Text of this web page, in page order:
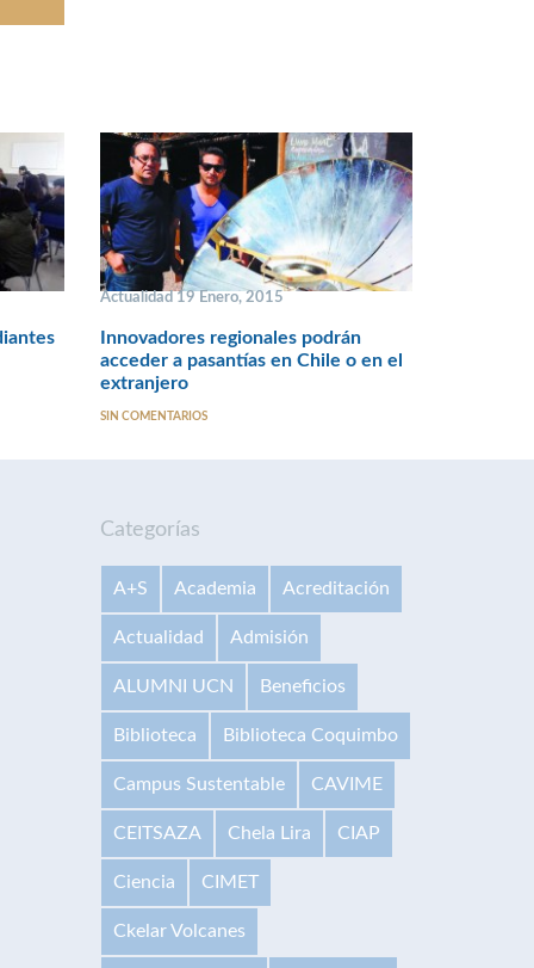
Actualidad 19 Enero, 2015
Innovadores regionales podrán
acceder a pasantías en Chile o en el
extranjero
SIN COMENTARIOS
Categorías
A+S Academia Acreditación
Actualidad Admisión
ALUMNI UCN Beneficios
Biblioteca Biblioteca Coquimbo
Campus Sustentable CAVIME
CEITSAZA Chela Lira CIAP
Ciencia CIMET
Ckelar Volcanes